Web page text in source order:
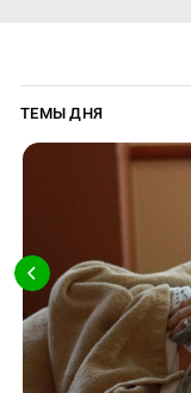
ТЕМЫ ДНЯ